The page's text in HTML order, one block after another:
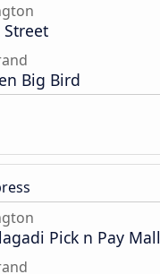
Street
Big Bird
Pick n Pay Mall